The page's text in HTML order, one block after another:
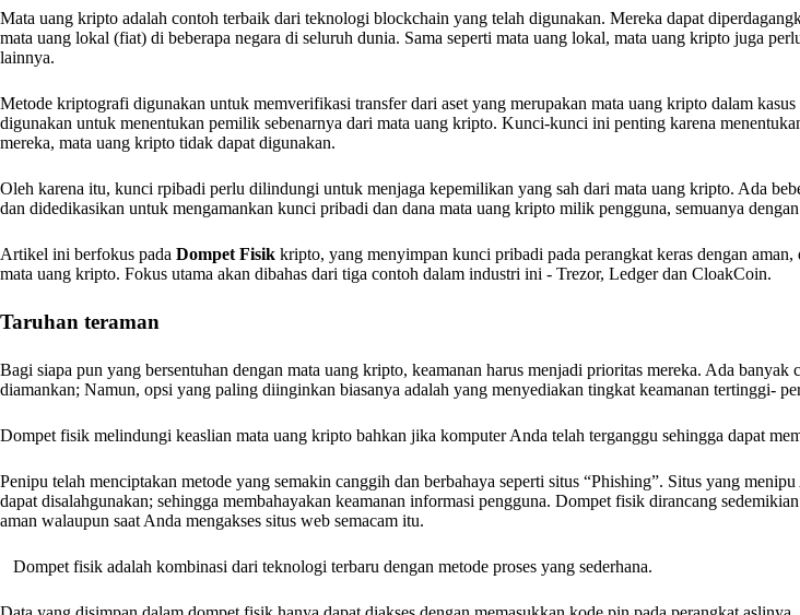
Mata uang kripto adalah contoh terbaik dari teknologi blockchain yang telah digunakan. Mereka dapat
mata uang lokal (fiat) di beberapa negara di seluruh dunia. Sama seperti mata uang lokal, mata uang kripto juga
lainnya.
Metode kriptografi digunakan untuk memverifikasi transfer dari aset yang merupakan mata uang kripto dalam
digunakan untuk menentukan pemilik sebenarnya dari mata uang kripto. Kunci-kunci ini penting karena
mereka, mata uang kripto tidak dapat digunakan.
Oleh karena itu, kunci rpibadi perlu dilindungi untuk menjaga kepemilikan yang sah dari mata uang kripto. Ada
dan didedikasikan untuk mengamankan kunci pribadi dan dana mata uang kripto milik pengguna, semuanya
Artikel ini berfokus pada Dompet Fisik kripto, yang menyimpan kunci pribadi pada perangkat keras dengan aman,
mata uang kripto. Fokus utama akan dibahas dari tiga contoh dalam industri ini - Trezor, Ledger dan CloakCoin.
Taruhan teraman
Bagi siapa pun yang bersentuhan dengan mata uang kripto, keamanan harus menjadi prioritas mereka. Ada banyak
diamankan; Namun, opsi yang paling diinginkan biasanya adalah yang menyediakan tingkat keamanan tertinggi-
Dompet fisik melindungi keaslian mata uang kripto bahkan jika komputer Anda telah terganggu sehingga dapat
Penipu telah menciptakan metode yang semakin canggih dan berbahaya seperti situs “Phishing”. Situs yang
dapat disalahgunakan; sehingga membahayakan keamanan informasi pengguna. Dompet fisik dirancang
aman walaupun saat Anda mengakses situs web semacam itu.
Dompet fisik adalah kombinasi dari teknologi terbaru dengan metode proses yang sederhana.